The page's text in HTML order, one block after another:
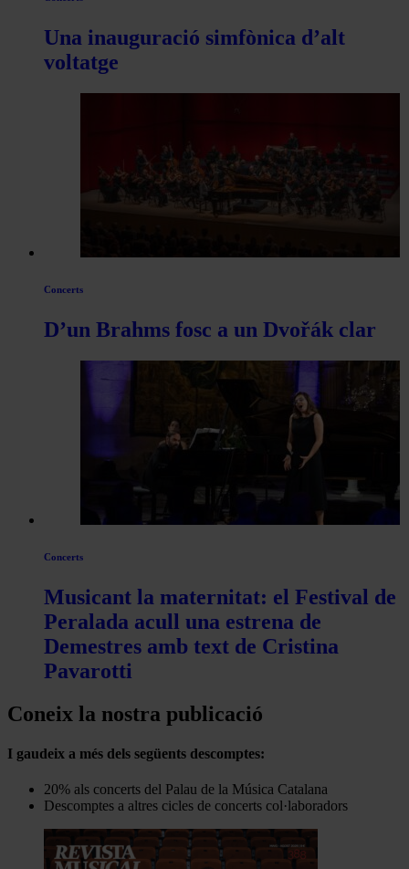
Una inauguració simfònica d’alt
voltatge
Concerts
D’un Brahms fosc a un Dvořák clar
Concerts
Musicant la maternitat: el Festival de
Peralada acull una estrena de
Demestres amb text de Cristina
Pavarotti
Coneix la nostra publicació
I gaudeix a més dels següents descomptes:
20% als concerts del Palau de la Música Catalana
Descomptes a altres cicles de concerts col·laboradors